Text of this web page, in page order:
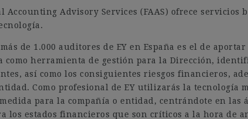
Accounting Advisory Services (FAAS) ofrece servicios
de 1.000 auditores de EY en España es el de
como herramienta de gestión para la Dirección,
así como los consiguientes riesgos financieros,
Como profesional de EY utilizarás la tecnología
para la compañía o entidad, centrándote en las
los estados financieros que son críticos a la hora de